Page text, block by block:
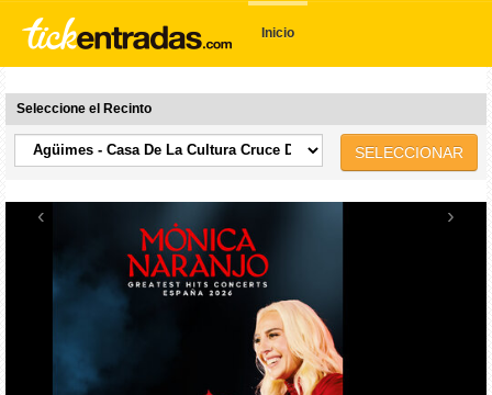
Inicio
Seleccione el Recinto
SELECCIONAR
‹ ›